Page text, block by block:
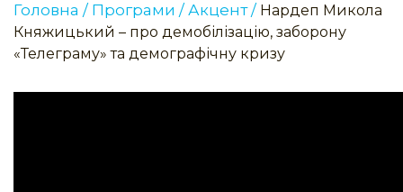
Головна / Програми / Акцент / Нардеп Микола
Княжицький – про демобілізацію, заборону
«Телеграму» та демографічну кризу